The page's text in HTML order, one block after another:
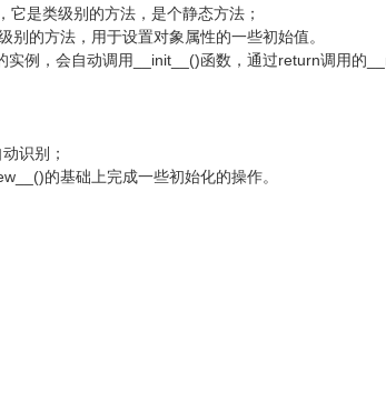
是类级别的方法，是个静态方法；
的方法，用于设置对象属性的一些初始值。
例，会自动调用__init__()函数，通过return调用的
识别；
的基础上完成一些初始化的操作。